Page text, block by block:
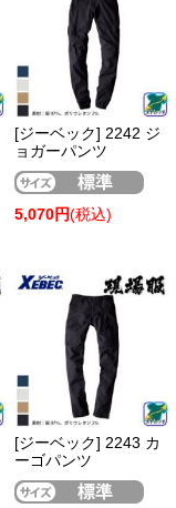
[ジーベック] 2242 ジ
ョガーパンツ
5,070円(税込)
[ジーベック] 2243 カ
ーゴパンツ